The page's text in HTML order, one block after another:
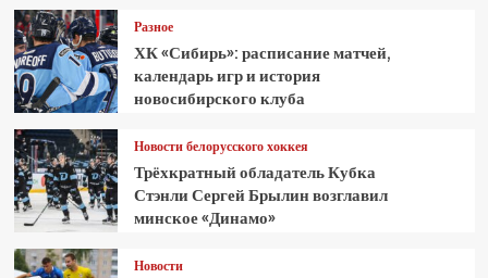
Разное
ХК «Сибирь»: расписание матчей,
календарь игр и история
новосибирского клуба
Новости белорусского хоккея
Трёхкратный обладатель Кубка
Стэнли Сергей Брылин возглавил
минское «Динамо»
Новости